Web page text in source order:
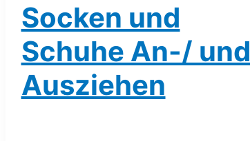
Socken und
Schuhe An-/ und
Ausziehen